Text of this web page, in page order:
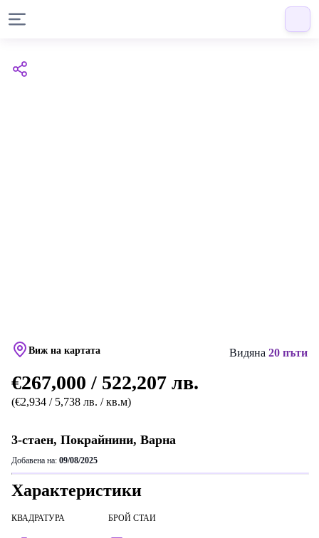
Виж на картата Видяна 20 пъти
€267,000 / 522,207 лв.
(€2,934 / 5,738 лв. / кв.м)
3-стаен, Покрайнини, Варна
Добавена на: 09/08/2025
Характеристики
КВАДРАТУРА БРОЙ СТАИ